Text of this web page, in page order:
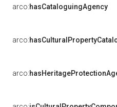
arco:hasCataloguingAgency
arco:
arco: